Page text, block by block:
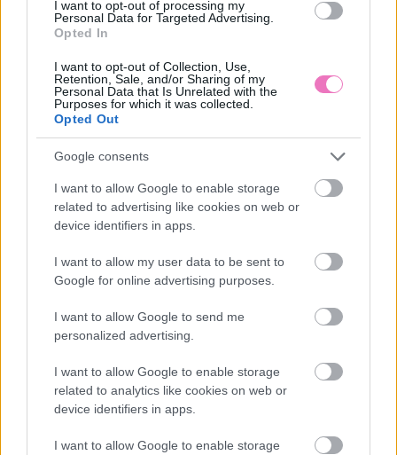
I want to opt-out of processing my
Personal Data for Targeted Advertising.
Opted In
I want to opt-out of Collection, Use,
Retention, Sale, and/or Sharing of my
Personal Data that Is Unrelated with the
Purposes for which it was collected.
Opted Out
Google consents
I want to allow Google to enable storage
related to advertising like cookies on web or
device identifiers in apps.
I want to allow my user data to be sent to
Google for online advertising purposes.
I want to allow Google to send me
personalized advertising.
I want to allow Google to enable storage
related to analytics like cookies on web or
device identifiers in apps.
I want to allow Google to enable storage
Ezeket olvassákmost
„Abszolút figyelmen
kívül hagyta minden
háromszor kértél valamit
a pasidtól hiába, akkor
A férfi tőled veszi el, ami
neki nincs: legyen az
pénz, önbizalom vagy
belső béke